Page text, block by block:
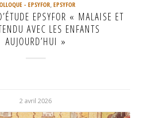
- EPSYFOR, EPSYFOR
EPSYFOR « MALAISE ET
AVEC LES ENFANTS
AUJOURD’HUI »
2 avril 2026